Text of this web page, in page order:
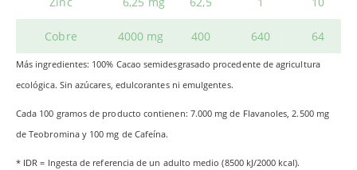
Cobre 4000 mg 400 640 64
Más ingredientes: 100% Cacao semidesgrasado procedente de agricultura
ecológica. Sin azúcares, edulcorantes ni emulgentes.
Cada 100 gramos de producto contienen: 7.000 mg de Flavanoles, 2.500 mg
de Teobromina y 100 mg de Cafeína.
* IDR = Ingesta de referencia de un adulto medio (8500 kJ/2000 kcal).